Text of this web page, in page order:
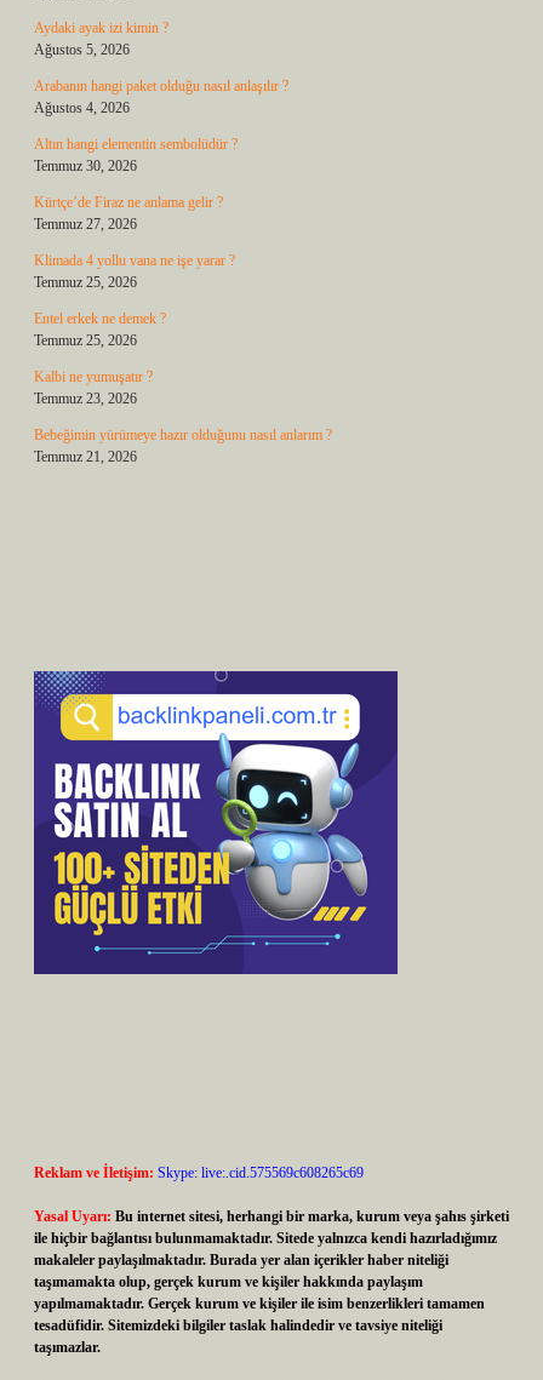
Aydaki ayak izi kimin ?
Ağustos 5, 2026
Arabanın hangi paket olduğu nasıl anlaşılır ?
Ağustos 4, 2026
Altın hangi elementin sembolüdür ?
Temmuz 30, 2026
Kürtçe’de Firaz ne anlama gelir ?
Temmuz 27, 2026
Klimada 4 yollu vana ne işe yarar ?
Temmuz 25, 2026
Entel erkek ne demek ?
Temmuz 25, 2026
Kalbi ne yumuşatır ?
Temmuz 23, 2026
Bebeğimin yürümeye hazır olduğunu nasıl anlarım ?
Temmuz 21, 2026
Reklam ve İletişim: Skype: live:.cid.575569c608265c69
Yasal Uyarı: Bu internet sitesi, herhangi bir marka, kurum veya şahıs şirketi
ile hiçbir bağlantısı bulunmamaktadır. Sitede yalnızca kendi hazırladığımız
makaleler paylaşılmaktadır. Burada yer alan içerikler haber niteliği
taşımamakta olup, gerçek kurum ve kişiler hakkında paylaşım
yapılmamaktadır. Gerçek kurum ve kişiler ile isim benzerlikleri tamamen
tesadüfidir. Sitemizdeki bilgiler taslak halindedir ve tavsiye niteliği
taşımazlar.